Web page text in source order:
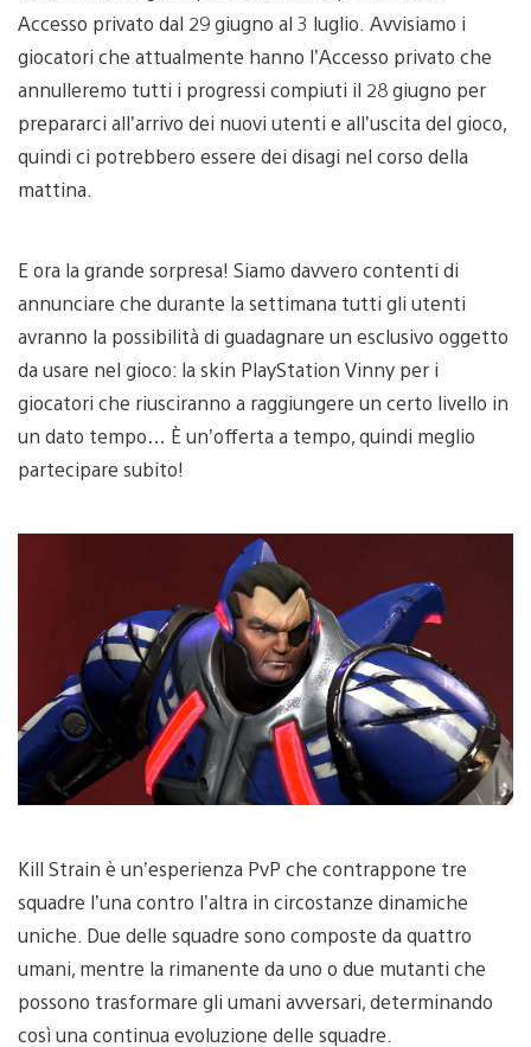
Accesso privato dal 29 giugno al 3 luglio. Avvisiamo i
giocatori che attualmente hanno l’Accesso privato che
annulleremo tutti i progressi compiuti il 28 giugno per
prepararci all’arrivo dei nuovi utenti e all’uscita del gioco,
quindi ci potrebbero essere dei disagi nel corso della
mattina.
E ora la grande sorpresa! Siamo davvero contenti di
annunciare che durante la settimana tutti gli utenti
avranno la possibilità di guadagnare un esclusivo oggetto
da usare nel gioco: la skin PlayStation Vinny per i
giocatori che riusciranno a raggiungere un certo livello in
un dato tempo… È un’offerta a tempo, quindi meglio
partecipare subito!
Kill Strain è un’esperienza PvP che contrappone tre
squadre l’una contro l’altra in circostanze dinamiche
uniche. Due delle squadre sono composte da quattro
umani, mentre la rimanente da uno o due mutanti che
possono trasformare gli umani avversari, determinando
così una continua evoluzione delle squadre.